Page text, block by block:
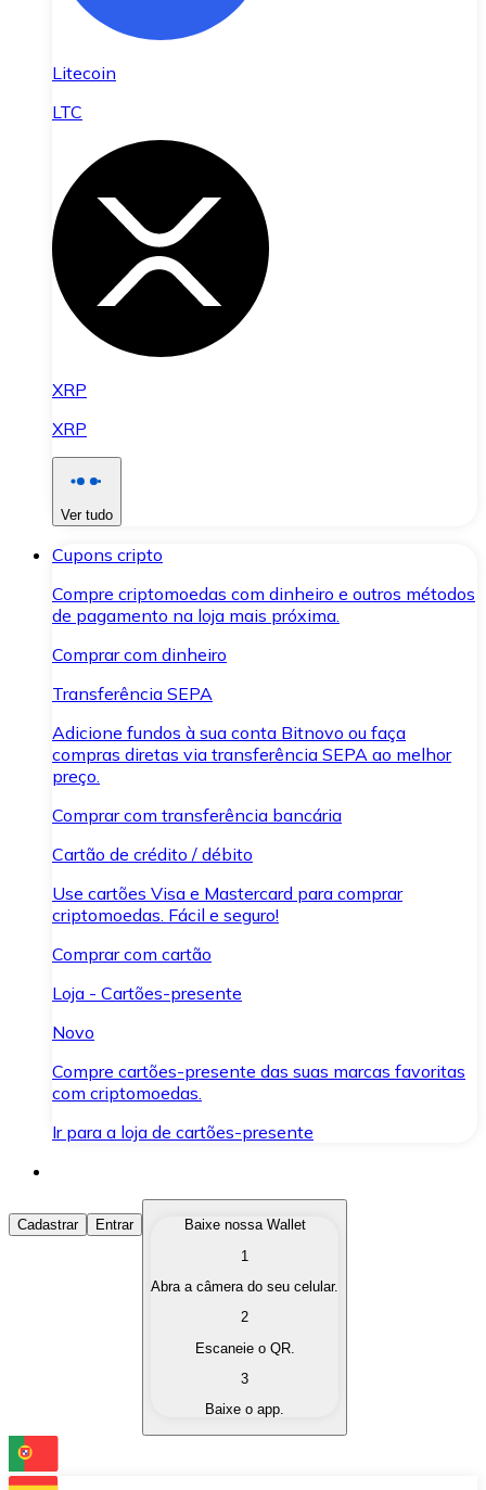
Litecoin
LTC
XRP
XRP
Ver tudo
Cupons cripto
Compre criptomoedas com dinheiro e outros métodos
de pagamento na loja mais próxima.
Comprar com dinheiro
Transferência SEPA
Adicione fundos à sua conta Bitnovo ou faça
compras diretas via transferência SEPA ao melhor
preço.
Comprar com transferência bancária
Cartão de crédito / débito
Use cartões Visa e Mastercard para comprar
criptomoedas. Fácil e seguro!
Comprar com cartão
Loja - Cartões-presente
Novo
Compre cartões-presente das suas marcas favoritas
com criptomoedas.
Ir para a loja de cartões-presente
Comprar Criptomoedas
Compre as criptomoedas de seu interesse de forma
Converta suas criptomoedas em moeda fiduciária
Troque uma criptomoeda por outra
Cadastrar Entrar
Baixe nossa Wallet
1
Abra a câmera do seu celular.
2
Escaneie o QR.
3
Baixe o app.